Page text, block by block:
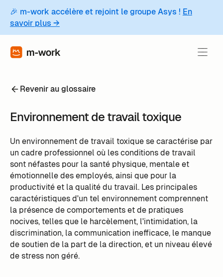
🎉 m-work accélère et rejoint le groupe Asys ! En
savoir plus →
Revenir au glossaire
Environnement de travail toxique
Un environnement de travail toxique se caractérise par
un cadre professionnel où les conditions de travail
sont néfastes pour la santé physique, mentale et
émotionnelle des employés, ainsi que pour la
productivité et la qualité du travail. Les principales
caractéristiques d'un tel environnement comprennent
la présence de comportements et de pratiques
nocives, telles que le harcèlement, l'intimidation, la
discrimination, la communication inefficace, le manque
de soutien de la part de la direction, et un niveau élevé
de stress non géré.